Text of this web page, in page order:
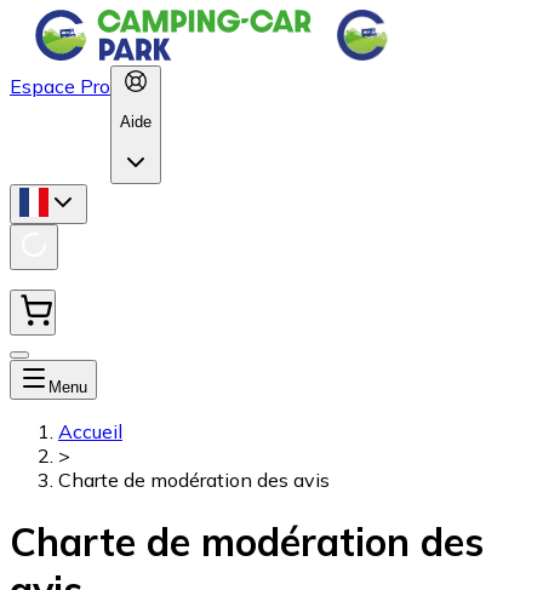
Espace Pro
Aide
Menu
Accueil
>
Charte de modération des avis
Charte de modération des